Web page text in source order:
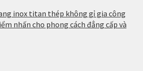
inox titan thép không gỉ gia công
nhấn cho phong cách đẳng cấp và